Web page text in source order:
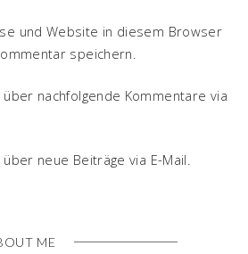
und Website in diesem Browser
speichern.
über nachfolgende Kommentare via
neue Beiträge via E-Mail.
ME